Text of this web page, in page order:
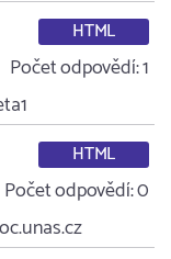
HTML
Počet odpovědí:1
HTML
Počet odpovědí:0